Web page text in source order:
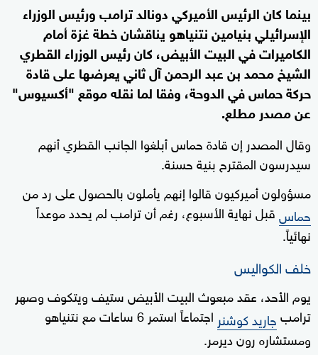
بينما كان الرئيس الأميركي دونالد ترامب ورئيس الوزراء
الإسرائيلي بنيامين نتنياهو يناقشان خطة غزة أمام
الكاميرات في البيت الأبيض، كان رئيس الوزراء القطري
الشيخ محمد بن عبد الرحمن آل ثاني يعرضها على قادة
حركة حماس في الدوحة، وفقا لما نقله موقع "أكسيوس"
عن مصدر مطلع.
وقال المصدر إن قادة حماس أبلغوا الجانب القطري أنهم
سيدرسون المقترح بنية حسنة.
مسؤولون أميركيون قالوا إنهم يأملون بالحصول على رد من
حماسقبل نهاية الأسبوع، رغم أن ترامب لم يحدد موعداً
نهائياً.
خلف الكواليس
يوم الأحد، عقد مبعوث البيت الأبيض ستيف ويتكوف وصهر
ترامبجاريد كوشنر
اجتماعاً استمر 6 ساعات مع نتنياهو
ومستشاره رون ديرمر.